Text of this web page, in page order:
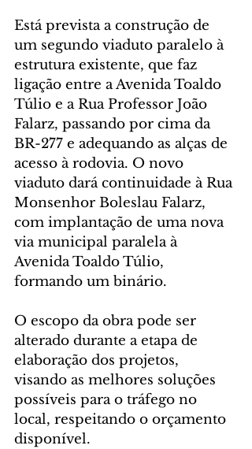
Está prevista a construção de
um segundo viaduto paralelo à
estrutura existente, que faz
ligação entre a Avenida Toaldo
Túlio e a Rua Professor João
Falarz, passando por cima da
BR-277 e adequando as alças de
acesso à rodovia. O novo
viaduto dará continuidade à Rua
Monsenhor Boleslau Falarz,
com implantação de uma nova
via municipal paralela à
Avenida Toaldo Túlio,
formando um binário.
O escopo da obra pode ser
alterado durante a etapa de
elaboração dos projetos,
visando as melhores soluções
possíveis para o tráfego no
local, respeitando o orçamento
disponível.